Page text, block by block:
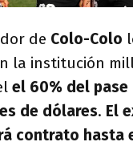
de Colo-Colo
la institución
el 60% del
de dólares. El
contrato hasta